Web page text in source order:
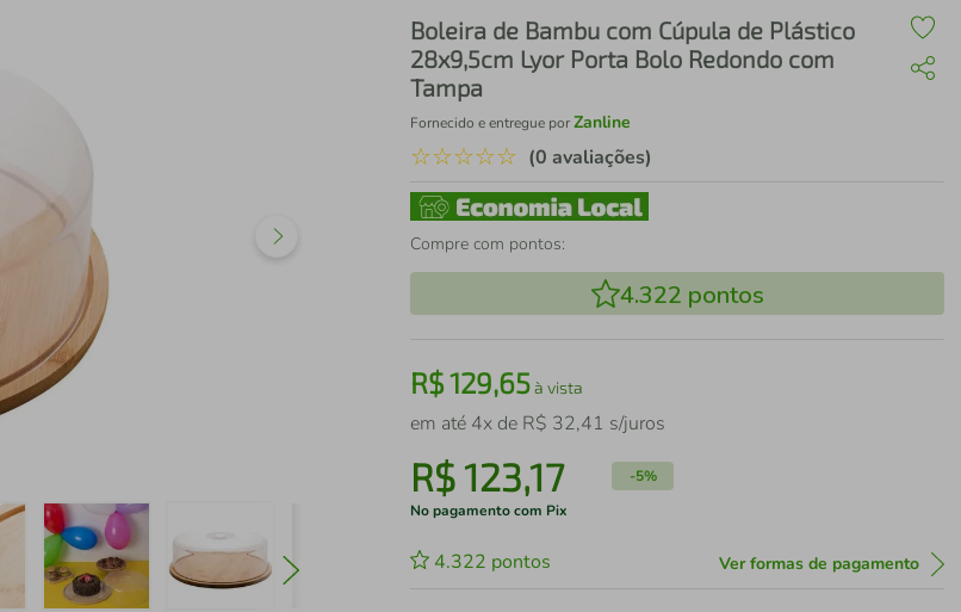
Boleira de Bambu com Cúpula de Plástico
28x9,5cm Lyor Porta Bolo Redondo com
Tampa
Fornecido e entregue porZanline
☆☆☆☆☆ (0 avaliações)
Compre com pontos:
4.322 pontos
R$129,65à vista
em até 4x de R$ 32,41 s/juros
R$123,17 -5%
No pagamento com Pix
4.322 pontos Ver formas de pagamento